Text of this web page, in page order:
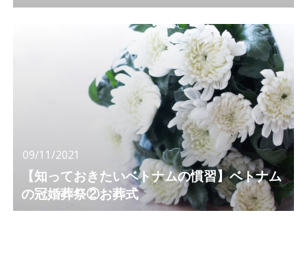
09/11/2021
【知っておきたいベトナムの慣習】ベトナム
の冠婚葬祭②お葬式